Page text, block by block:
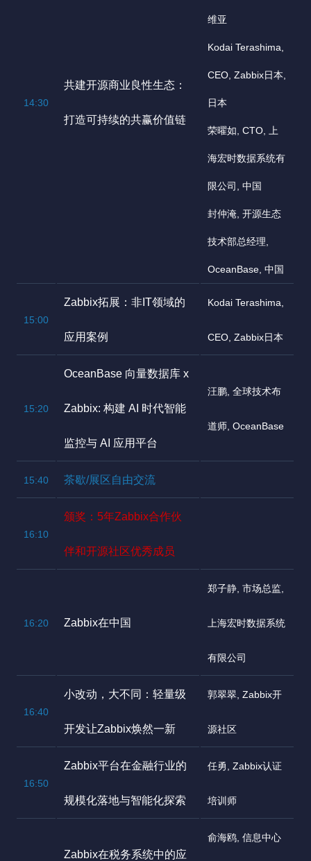
14:30
共建开源商业良性生态：
打造可持续的共赢价值链
维亚
Kodai Terashima,
CEO, Zabbix日本,
日本
荣曜如, CTO, 上
海宏时数据系统有
限公司, 中国
封仲淹, 开源生态
技术部总经理,
OceanBase, 中国
15:00
Zabbix拓展：非IT领域的
应用案例
Kodai Terashima,
CEO, Zabbix日本
15:20
OceanBase 向量数据库 x
Zabbix: 构建 AI 时代智能
监控与 AI 应用平台
汪鹏, 全球技术布
道师, OceanBase
15:40 茶歇/展区自由交流
16:10
颁奖：5年Zabbix合作伙
伴和开源社区优秀成员
16:20 Zabbix在中国
郑子静, 市场总监,
上海宏时数据系统
有限公司
16:40
小改动，大不同：轻量级
开发让Zabbix焕然一新
郭翠翠, Zabbix开
源社区
16:50
Zabbix平台在金融行业的
规模化落地与智能化探索
任勇, Zabbix认证
培训师
Zabbix在税务系统中的应
俞海鸥, 信息中心